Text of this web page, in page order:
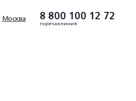
8 800 100 12 72
горячая линия
Москва